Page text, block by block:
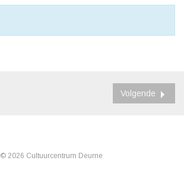
Volgende
© 2026 Cultuurcentrum Deurne